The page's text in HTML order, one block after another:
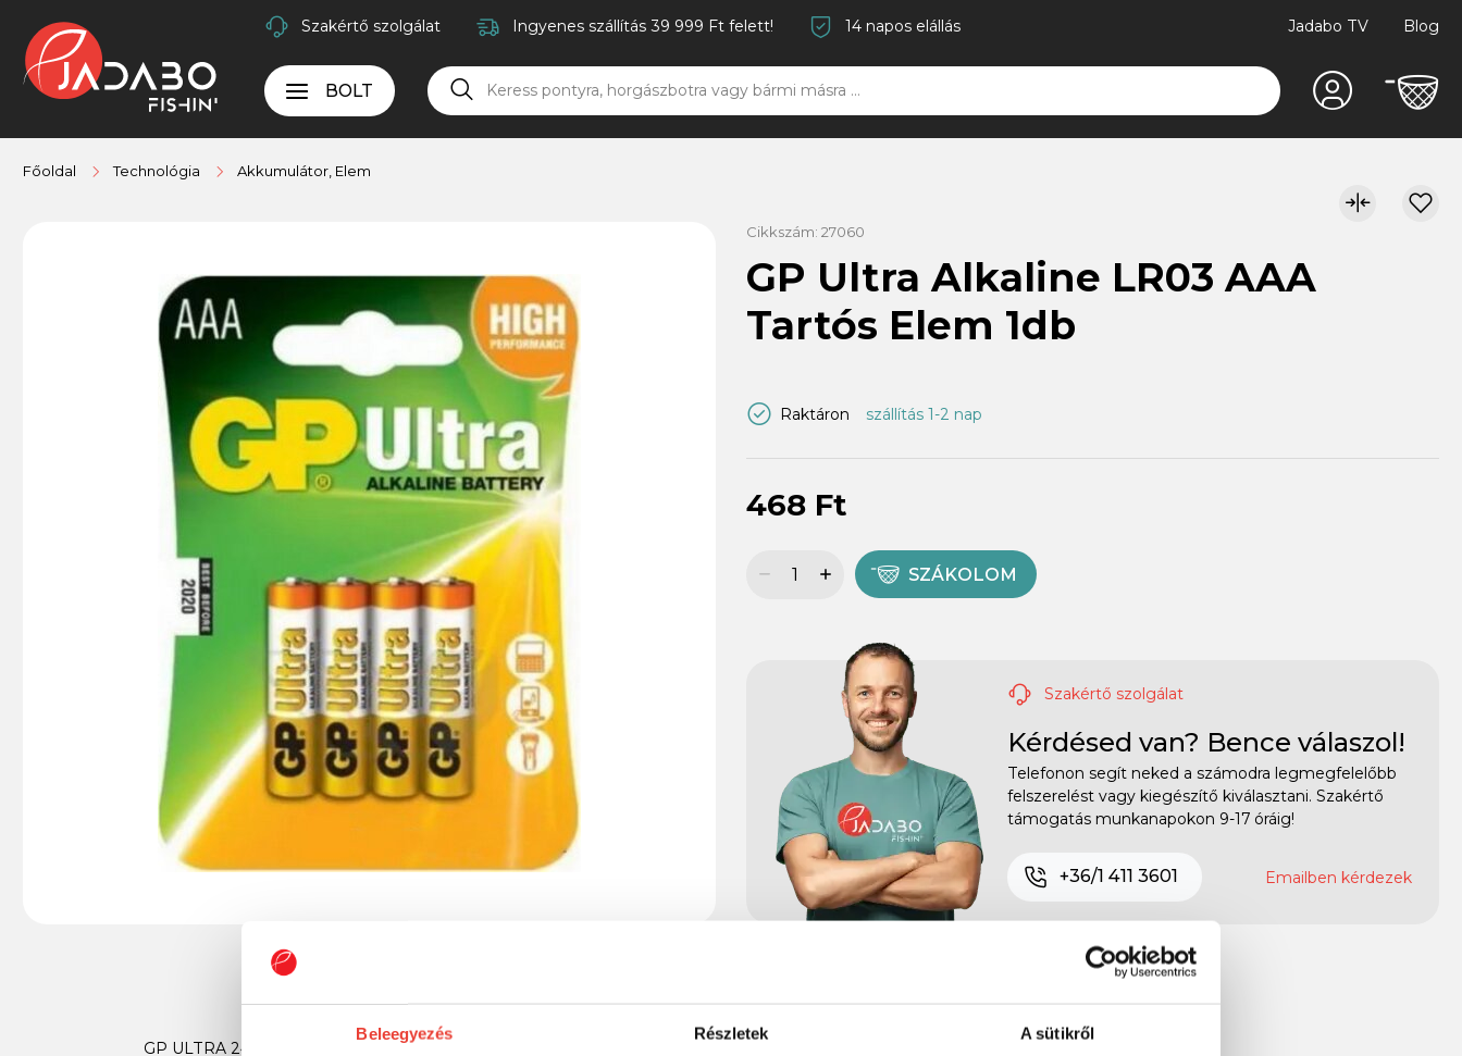
Beleegyezés Részletek A sütikről
Szakértő szolgálat Ingyenes szállítás 39 999 Ft felett! 14 napos elállás Jadabo TV Blog
BOLT
Főoldal Technológia Akkumulátor, Elem
Cikkszám: 27060
GP Ultra Alkaline LR03 AAA
Tartós Elem 1db
Raktáron szállítás 1-2 nap
468 Ft
SZÁKOLOM
Szakértő szolgálat
Kérdésed van? Bence válaszol!
Telefonon segít neked a számodra legmegfelelőbb
felszerelést vagy kiegészítő kiválasztani. Szakértő
támogatás munkanapokon 9-17 óráig!
+36/1 411 3601 Emailben kérdezek
TERMÉKLEÍRÁS
GP ULTRA 24AU,AAA 1,5V-os alkáli elem